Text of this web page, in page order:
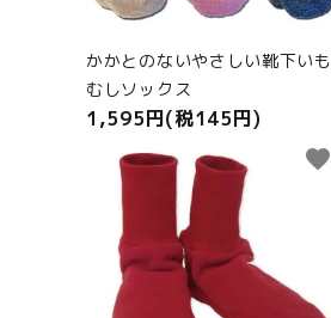
かかとのないやさしい靴下いも
むしソックス
1,595円(税145円)
favorite